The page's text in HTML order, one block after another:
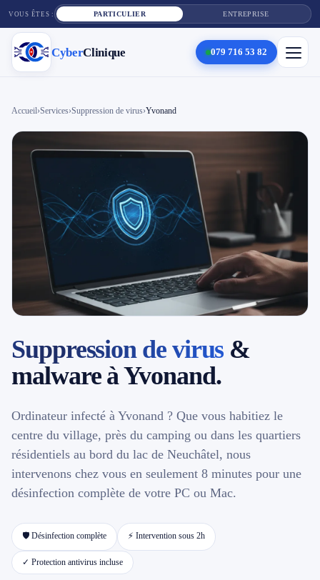
VOUS ÊTES : PARTICULIER ENTREPRISE
CyberClinique 079 716 53 82
Cyber Clinique
Services
Réparation téléphone
Tarifs
Blog
Contact
📱 Réparation téléphone par marque
Jura & Plateau 4
Accueil›Services›Suppression de virus›Yvonand
Suppression de virus &
malware à Yvonand.
Ordinateur infecté à Yvonand ? Que vous habitiez le
centre du village, près du camping ou dans les quartiers
résidentiels au bord du lac de Neuchâtel, nous
intervenons chez vous en seulement 8 minutes pour une
désinfection complète de votre PC ou Mac.
🛡️ Désinfection complète ⚡ Intervention sous 2h
✓ Protection antivirus incluse